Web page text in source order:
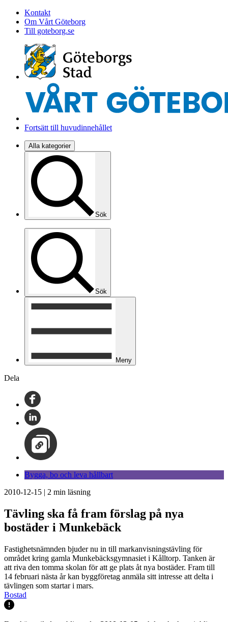
Kontakt
Om Vårt Göteborg
Till goteborg.se
Fortsätt till huvudinnehållet
Alla kategorier
Sök
Sök
Meny
Dela
Bygga, bo och leva hållbart
2010-12-15 | 2 min läsning
Tävling ska få fram förslag på nya
bostäder i Munkebäck
Fastighetsnämnden bjuder nu in till markanvisningstävling för
området kring gamla Munkebäcksgymnasiet i Kålltorp. Tanken är
att riva den tomma skolan för att ge plats åt nya bostäder. Fram till
14 februari nästa år kan byggföretag anmäla sitt intresse att delta i
tävlingen som startar i mars.
Bostad